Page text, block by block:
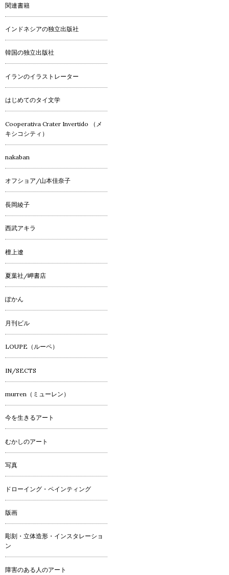
関連書籍
インドネシアの独立出版社
韓国の独立出版社
イランのイラストレーター
はじめてのタイ文学
Cooperativa Crater Invertido （メ
キシコシティ）
nakaban
オフショア/山本佳奈子
長岡綾子
西武アキラ
檀上遼
夏葉社/岬書店
ぽかん
月刊ビル
LOUPE（ルーペ）
IN/SECTS
murren（ミューレン）
今を生きるアート
むかしのアート
写真
ドローイング・ペインティング
版画
彫刻・立体造形・インスタレーショ
ン
障害のある人のアート